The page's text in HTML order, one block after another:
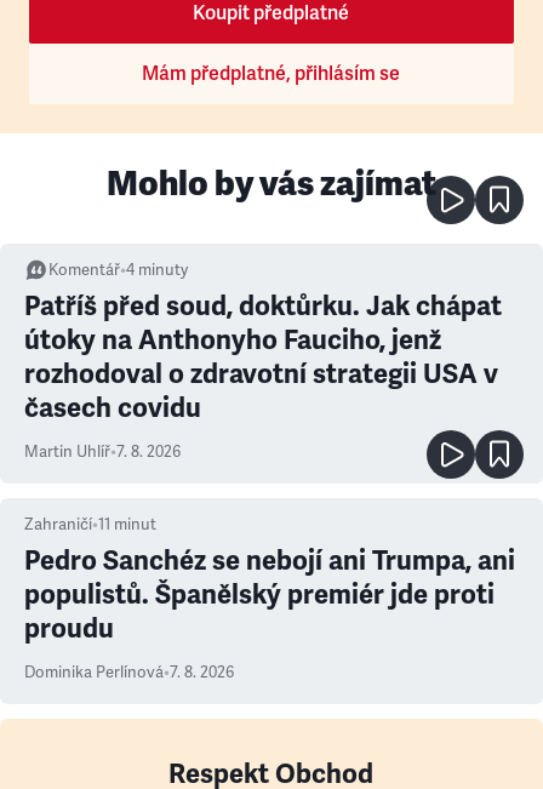
Koupit předplatné
Mám předplatné, přihlásím se
Mohlo by vás zajímat
Komentář•4 minuty
Patříš před soud, doktůrku. Jak chápat
útoky na Anthonyho Fauciho, jenž
rozhodoval o zdravotní strategii USA v
časech covidu
Martin Uhlíř•7. 8. 2026
Zahraničí•11 minut
Pedro Sanchéz se nebojí ani Trumpa, ani
populistů. Španělský premiér jde proti
proudu
Dominika Perlínová•7. 8. 2026
Respekt Obchod